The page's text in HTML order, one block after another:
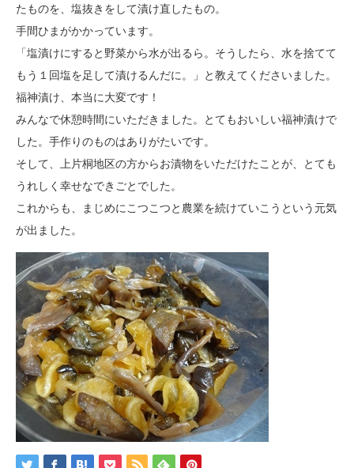
たものを、塩抜きをして漬け直したもの。
手間ひまがかかっています。
「塩漬けにすると野菜から水が出るら。そうしたら、水を捨てて
もう１回塩を足して漬けるんだに。」と教えてくださいました。
福神漬け、本当に大変です！
みんなで休憩時間にいただきました。とてもおいしい福神漬けで
した。手作りのものはありがたいです。
そして、上片桐地区の方からお漬物をいただけたことが、とても
うれしく幸せなできごとでした。
これからも、まじめにこつこつと農業を続けていこうという元気
が出ました。